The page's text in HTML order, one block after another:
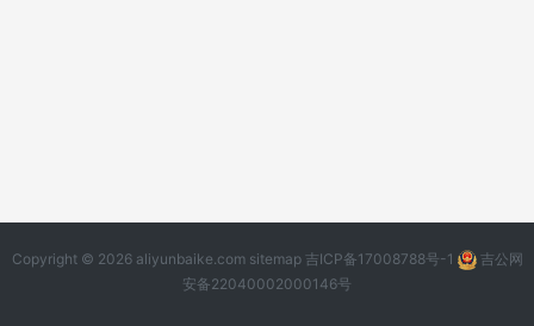
Copyright © 2026 aliyunbaike.com sitemap 吉ICP备17008788号-1
吉公网
安备22040002000146号